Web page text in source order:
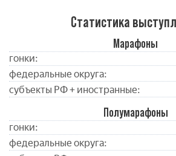
Статистика
Марафоны
гонки:
федеральные округа:
субъекты РФ + иностранные:
Полумарафоны
гонки:
федеральные округа: